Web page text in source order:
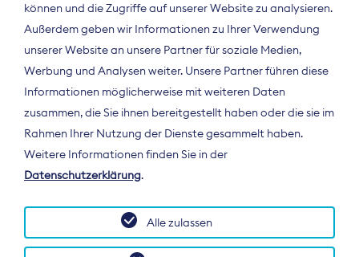
Der Bundesverband Digitalpublisher und
Zeitungsverleger (BDZV) vertritt als
Spitzenorganisation die Interessen der
Deutschland und auf EU-Ebene.
können und die Zugriffe auf unserer Website zu analysieren.
Außerdem geben wir Informationen zu Ihrer Verwendung
unserer Website an unsere Partner für soziale Medien,
Werbung und Analysen weiter. Unsere Partner führen diese
Informationen möglicherweise mit weiteren Daten
zusammen, die Sie ihnen bereitgestellt haben oder die sie im
Rahmen Ihrer Nutzung der Dienste gesammelt haben.
Weitere Informationen finden Sie in der
Datenschutzerklärung.
Alle zulassen